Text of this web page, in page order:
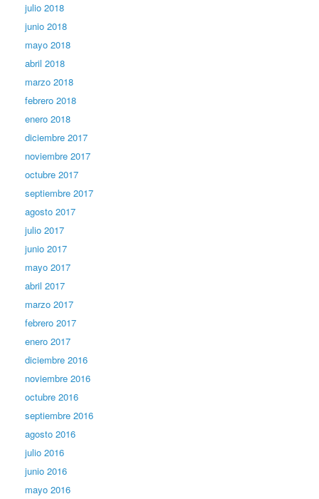
julio 2018
junio 2018
mayo 2018
abril 2018
marzo 2018
febrero 2018
enero 2018
diciembre 2017
noviembre 2017
octubre 2017
septiembre 2017
agosto 2017
julio 2017
junio 2017
mayo 2017
abril 2017
marzo 2017
febrero 2017
enero 2017
diciembre 2016
noviembre 2016
octubre 2016
septiembre 2016
agosto 2016
julio 2016
junio 2016
mayo 2016